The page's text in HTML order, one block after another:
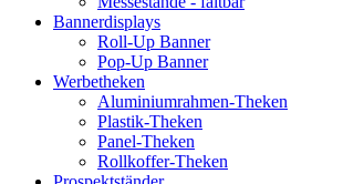
Bannerdisplays
Roll-Up Banner
Pop-Up Banner
Werbetheken
Aluminiumrahmen-Theken
Plastik-Theken
Panel-Theken
Rollkoffer-Theken